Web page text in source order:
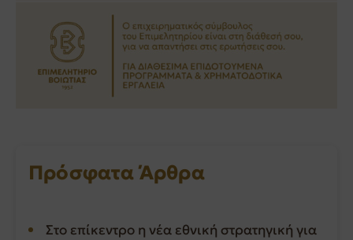
Πρόσφατα Άρθρα
Στο επίκεντρο η νέα εθνική στρατηγική για